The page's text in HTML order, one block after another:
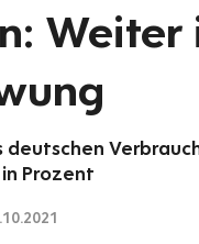
Weiter
deutschen
Prozent